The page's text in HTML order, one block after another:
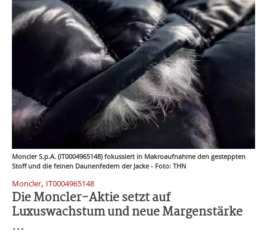
Moncler S.p.A. (IT0004965148) fokussiert in Makroaufnahme den gesteppten
Stoff und die feinen Daunenfedern der Jacke - Foto: THN
Moncler, IT0004965148
Die Moncler-Aktie setzt auf
Luxuswachstum und neue Margenstärke
...